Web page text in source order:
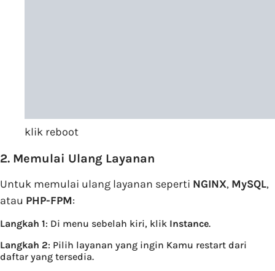
klik reboot
2. Memulai Ulang Layanan
Untuk memulai ulang layanan seperti NGINX, MySQL,
atau PHP-FPM:
Langkah 1: Di menu sebelah kiri, klik Instance.
Langkah 2: Pilih layanan yang ingin Kamu restart dari
daftar yang tersedia.